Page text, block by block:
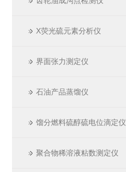
X荧光硫元素分析仪
界面张力测定仪
石油产品蒸馏仪
馏分燃料硫醇硫电位滴定仪
聚合物稀溶液粘数测定仪